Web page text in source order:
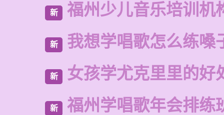
新 福州少儿音乐培训机
新 我想学唱歌怎么练嗓
新 女孩学尤克里里的好
新 福州学唱歌年会排练